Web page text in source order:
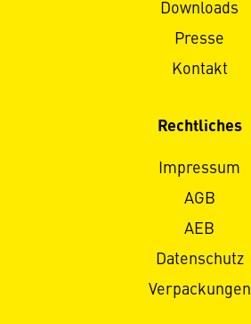
Downloads
Presse
Kontakt
Rechtliches
Impressum
AGB
AEB
Datenschutz
Verpackungen